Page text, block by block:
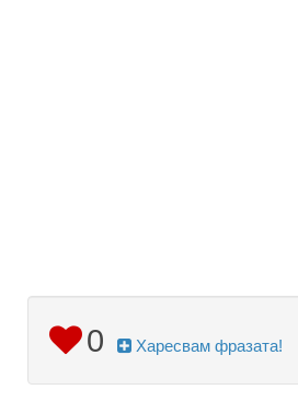
0 Харесвам фразата!